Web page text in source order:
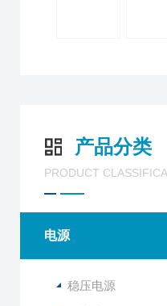
产品分类
PRODUCT
电源
稳压电源